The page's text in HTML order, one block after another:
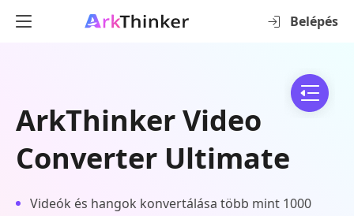
Belépés
ArkThinker Video
Converter Ultimate
Videók és hangok konvertálása több mint 1000